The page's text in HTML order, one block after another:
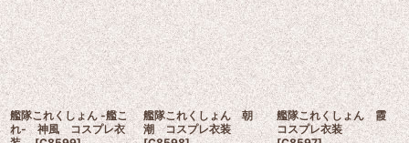
艦隊これくしょん -艦こ
れ- 神風 コスプレ衣
艦隊これくしょん 朝
潮 コスプレ衣装
艦隊これくしょん 霞
コスプレ衣装